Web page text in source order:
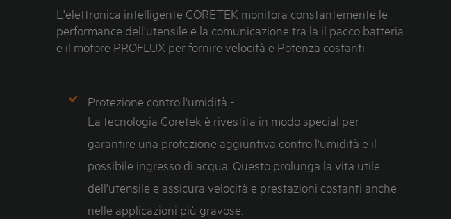
L'elettronica intelligente CORETEK monitora constantemente le
performance dell'utensile e la comunicazione tra la il pacco batteria
e il motore PROFLUX per fornire velocità e Potenza costanti.
Protezione contro l'umidità -
La tecnologia Coretek è rivestita in modo special per
garantire una protezione aggiuntiva contro l'umidità e il
possibile ingresso di acqua. Questo prolunga la vita utile
dell'utensile e assicura velocità e prestazioni costanti anche
nelle applicazioni più gravose.